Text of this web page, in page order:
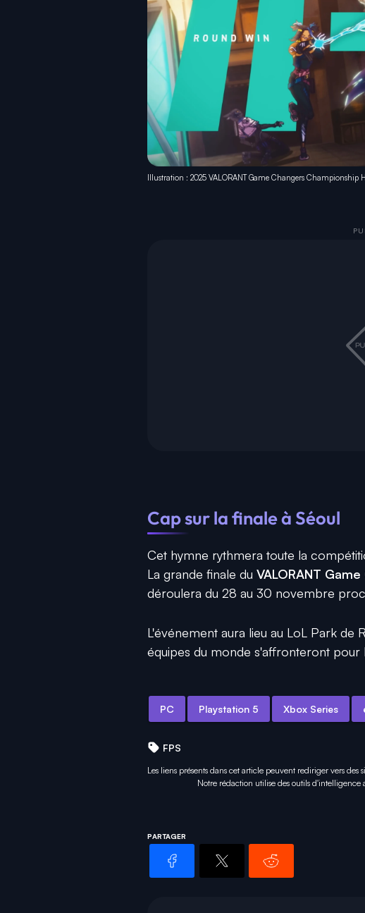
Illustration : 2025 VALORANT Game Changers Championship
Cap sur la finale à Séoul
Cet hymne rythmera toute la
La grande finale du VALORANT
déroulera du 28 au 30 novembre
L'événement aura lieu au LoL Park de
équipes du monde s'affronteront pour
PC Playstation 5 Xbox Series
FPS
Les liens présents dans cet article peuvent rediriger vers des
Notre rédaction utilise des outils
PARTAGER